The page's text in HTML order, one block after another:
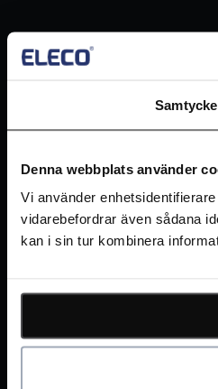
Samtycke
Denna webbplats använder
Vi använder
vidarebefordrar även sådana
kan i sin tur kombinera